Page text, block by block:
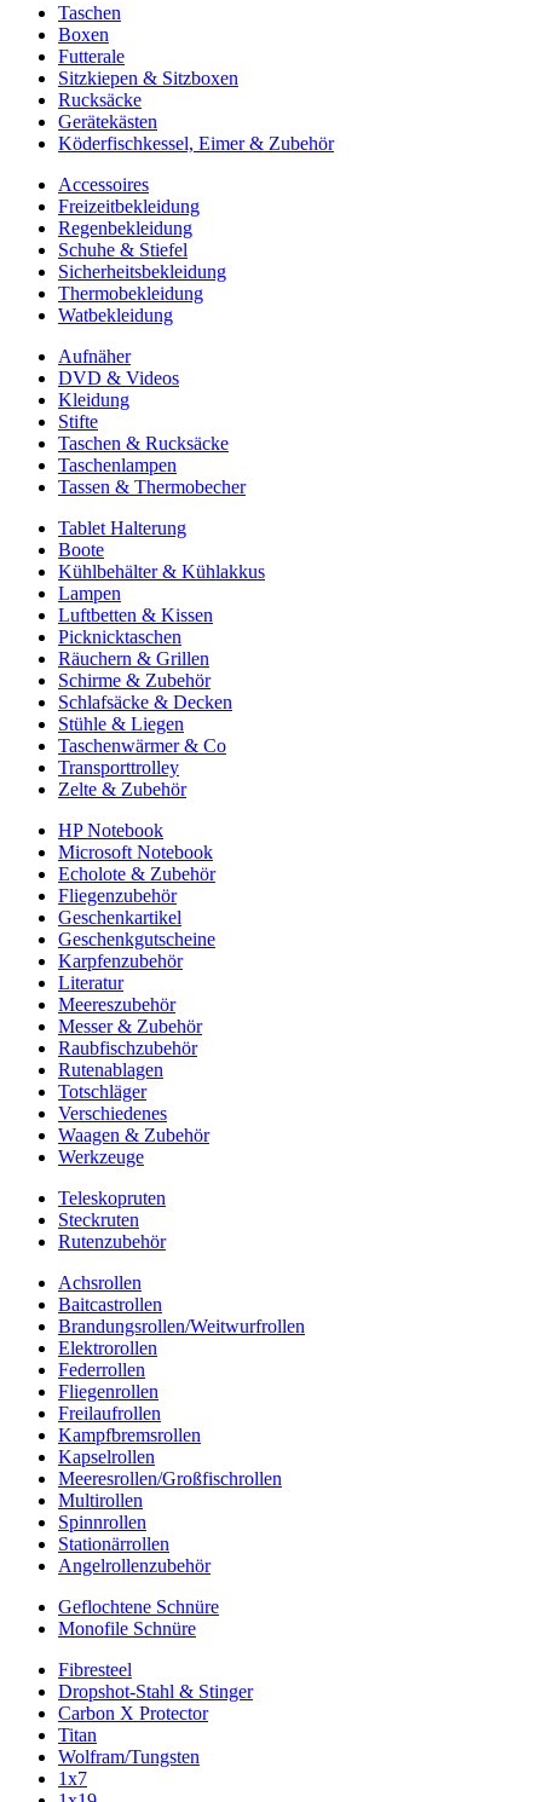
Taschen
Boxen
Futterale
Sitzkiepen & Sitzboxen
Rucksäcke
Gerätekästen
Köderfischkessel, Eimer & Zubehör
Accessoires
Freizeitbekleidung
Regenbekleidung
Schuhe & Stiefel
Sicherheitsbekleidung
Thermobekleidung
Watbekleidung
Aufnäher
DVD & Videos
Kleidung
Stifte
Taschen & Rucksäcke
Taschenlampen
Tassen & Thermobecher
Tablet Halterung
Boote
Kühlbehälter & Kühlakkus
Lampen
Luftbetten & Kissen
Picknicktaschen
Räuchern & Grillen
Schirme & Zubehör
Schlafsäcke & Decken
Stühle & Liegen
Taschenwärmer & Co
Transporttrolley
Zelte & Zubehör
HP Notebook
Microsoft Notebook
Echolote & Zubehör
Fliegenzubehör
Geschenkartikel
Geschenkgutscheine
Karpfenzubehör
Literatur
Meereszubehör
Messer & Zubehör
Raubfischzubehör
Rutenablagen
Totschläger
Verschiedenes
Waagen & Zubehör
Werkzeuge
Teleskopruten
Steckruten
Rutenzubehör
Achsrollen
Baitcastrollen
Brandungsrollen/Weitwurfrollen
Elektrorollen
Federrollen
Fliegenrollen
Freilaufrollen
Kampfbremsrollen
Kapselrollen
Meeresrollen/Großfischrollen
Multirollen
Spinnrollen
Stationärrollen
Angelrollenzubehör
Geflochtene Schnüre
Monofile Schnüre
Fibresteel
Dropshot-Stahl & Stinger
Carbon X Protector
Titan
Wolfram/Tungsten
1x7